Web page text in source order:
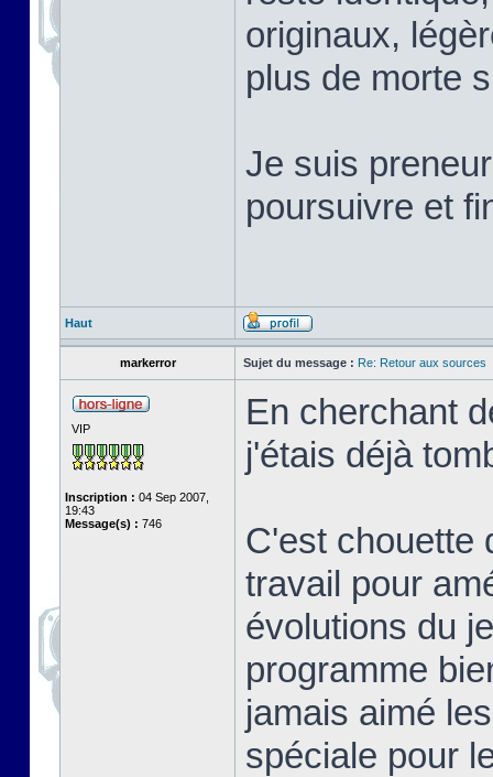
originaux,
plus de morte
Je suis
poursuivre et
Haut
markerror Sujet du message : Re: Retour aux sources
VIP
Inscription : 04 Sep 2007,
19:43
Message(s) : 746
En cherchant
j'étais déjà
C'est chouette
travail pour
évolutions du
programme
jamais aimé
spéciale pour